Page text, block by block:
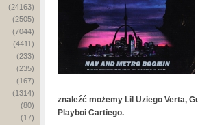
(24163)
(2505)
(7044)
(4411)
(233)
(235)
(167)
(1314)
(80)
(17)
znaleźć możemy Lil Uziego Verta,
Playboi Cartiego.